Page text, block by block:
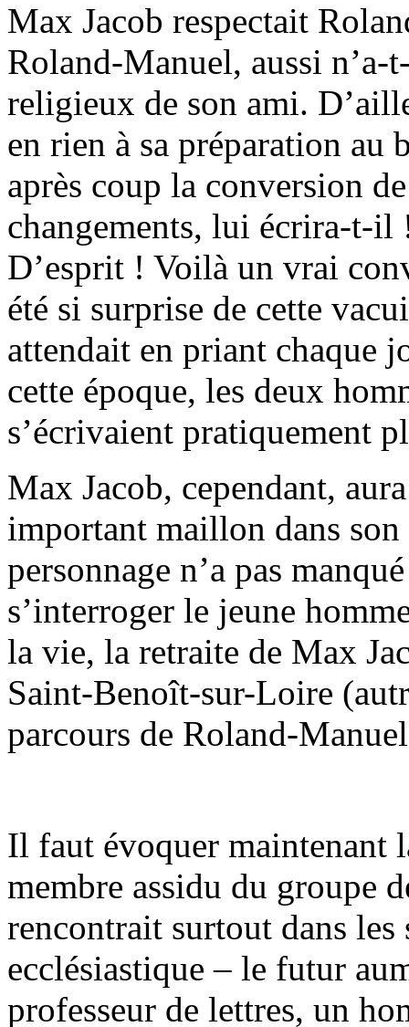
Max Jacob respectait
Roland-Manuel, aussi n’a-
religieux de son ami.
en rien à sa préparation au
après coup la conversion
changements, lui écrira-t-
D’esprit ! Voilà un vrai
été si surprise de cette
attendait en priant chaque
cette époque, les deux
s’écrivaient pratiquement
Max Jacob, cependant,
important maillon dans
personnage n’a pas
s’interroger le jeune
la vie, la retraite de Max
Saint-Benoît-sur-Loire
parcours de Roland-
Il faut évoquer maintenant
membre assidu du groupe
rencontrait surtout dans les
ecclésiastique – le futur
professeur de lettres, un